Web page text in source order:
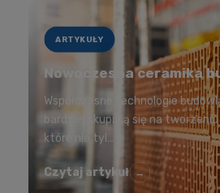
ARTYKUŁY
Nowoczesna ceramika
Współczesne technologie
bardziej skupiają się na
które nie tyl...
Czytaj artykuł →